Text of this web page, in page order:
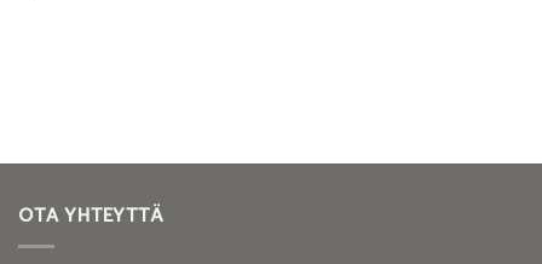
OTA YHTEYTTÄ